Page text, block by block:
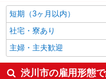
一般・営業事務1,365円
渋川市の他の職種の平均時給を
短期（3ヶ月以内）
社宅・寮あり
主婦・主夫歓迎
渋川市の雇用形態